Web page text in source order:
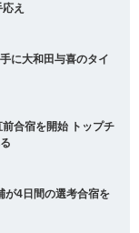
え
に大和田与喜のタイ
合宿を開始 トップチ
が4日間の選考合宿を